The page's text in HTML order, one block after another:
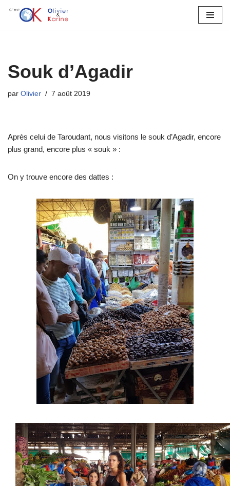
Souk d’Agadir
par Olivier 7 août 2019
Après celui de Taroudant, nous visitons le souk d’Agadir, encore
plus grand, encore plus « souk » :
On y trouve encore des dattes :